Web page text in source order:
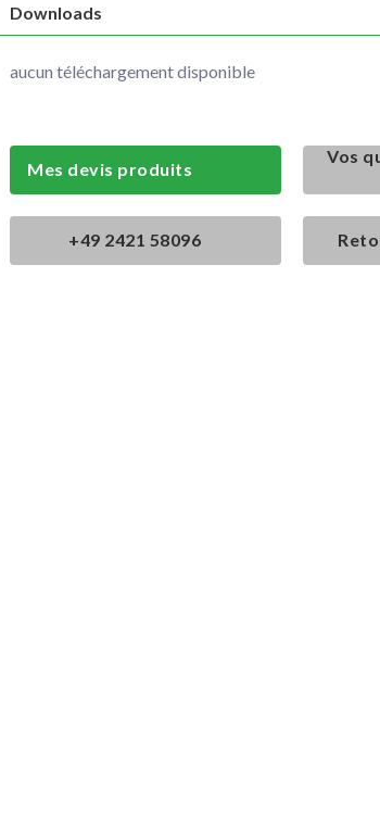
Downloads
aucun téléchargement disponible
Mes devis produits
Vos
+49 2421 58096